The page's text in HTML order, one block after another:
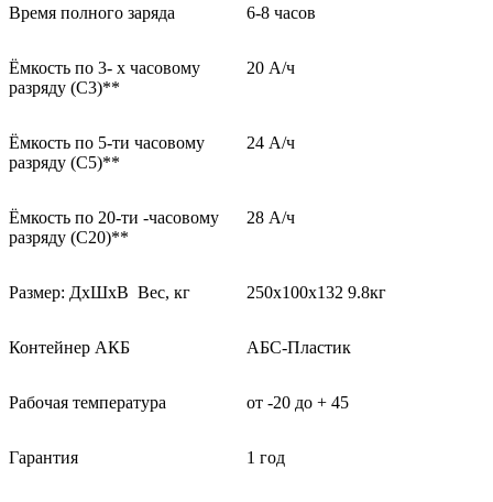
Время полного заряда 6-8 часов
Ёмкость по 3- х часовому
разряду (С3)**
20 А/ч
Ёмкость по 5-ти часовому
разряду (С5)**
24 А/ч
Ёмкость по 20-ти -часовому
разряду (С20)**
28 А/ч
Размер: ДхШхВ Вес, кг 250х100х132 9.8кг
Контейнер АКБ АБС-Пластик
Рабочая температура от -20 до + 45
Гарантия 1 год